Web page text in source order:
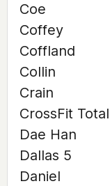
Coe
Coffey
Coffland
Collin
Crain
CrossFit Total
Dae Han
Dallas 5
Daniel